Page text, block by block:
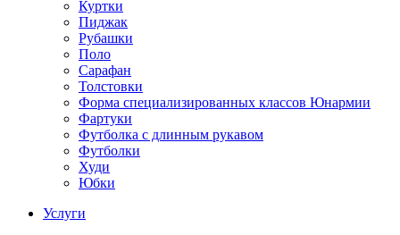
Куртки
Пиджак
Рубашки
Поло
Сарафан
Толстовки
Форма специализированных классов Юнармии
Фартуки
Футболка с длинным рукавом
Футболки
Худи
Юбки
Услуги